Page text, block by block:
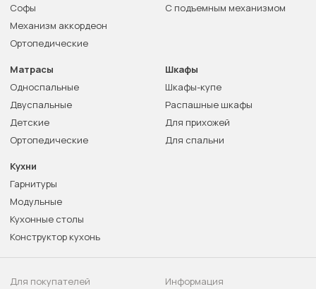
Софы
Механизм аккордеон
Ортопедические
С подъемным механизмом
Матрасы
Односпальные
Двуспальные
Детские
Ортопедические
Шкафы
Шкафы-купе
Распашные шкафы
Для прихожей
Для спальни
Кухни
Гарнитуры
Модульные
Кухонные столы
Конструктор кухонь
Для покупателей
Информация